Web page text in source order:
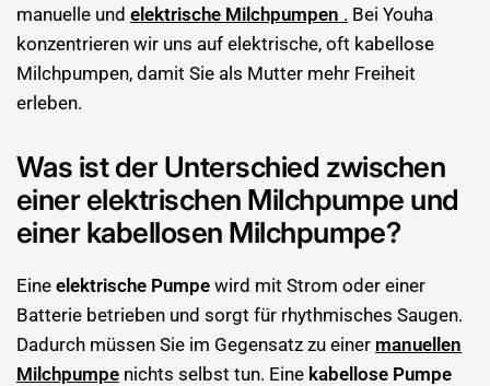
manuelle undelektrische Milchpumpen . Bei Youha
konzentrieren wir uns auf elektrische, oft kabellose
Milchpumpen, damit Sie als Mutter mehr Freiheit
erleben.
Was ist der Unterschied zwischen
einer elektrischen Milchpumpe und
einer kabellosen Milchpumpe?
Eineelektrische Pumpe wird mit Strom oder einer
Batterie betrieben und sorgt für rhythmisches Saugen.
Dadurch müssen Sie im Gegensatz zu einer manuellen
Milchpumpe nichts selbst tun. Eine kabellose Pumpe